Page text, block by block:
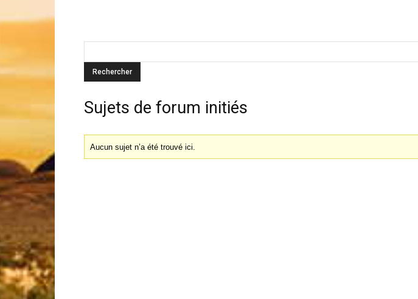
Sujets de forum initiés
Aucun sujet n’a été trouvé ici.